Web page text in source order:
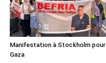
Manifestation à Stockholm pour
Gaza